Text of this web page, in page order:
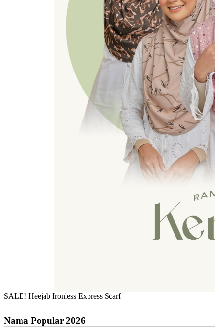
SALE! Heejab Ironless Express Scarf
Nama Popular 2026